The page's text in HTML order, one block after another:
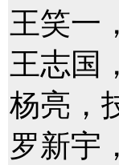
王笑一
王志国
杨亮，
罗新宇